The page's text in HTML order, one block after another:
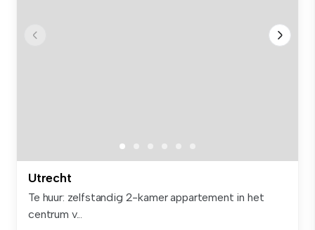
Utrecht
Te huur: zelfstandig 2-kamer appartement in het
centrum v...